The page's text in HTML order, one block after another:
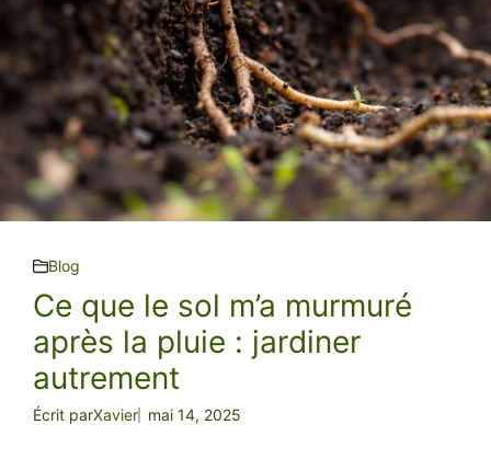
Blog
Ce que le sol m’a murmuré
après la pluie : jardiner
autrement
Écrit parXavier mai 14, 2025